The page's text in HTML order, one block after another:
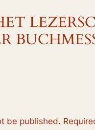
be published.